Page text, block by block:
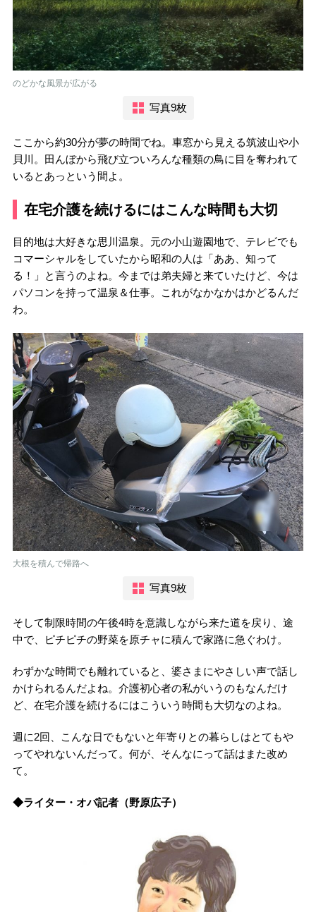
のどかな風景が広がる
写真9枚
ここから約30分が夢の時間でね。車窓から見える筑波山や小
貝川。田んぼから飛び立ついろんな種類の鳥に目を奪われて
いるとあっという間よ。
在宅介護を続けるにはこんな時間も大切
目的地は大好きな思川温泉。元の小山遊園地で、テレビでも
コマーシャルをしていたから昭和の人は「ああ、知って
る！」と言うのよね。今までは弟夫婦と来ていたけど、今は
パソコンを持って温泉＆仕事。これがなかなかはかどるんだ
わ。
大根を積んで帰路へ
写真9枚
そして制限時間の午後4時を意識しながら来た道を戻り、途
中で、ピチピチの野菜を原チャに積んで家路に急ぐわけ。
わずかな時間でも離れていると、婆さまにやさしい声で話し
かけられるんだよね。介護初心者の私がいうのもなんだけ
ど、在宅介護を続けるにはこういう時間も大切なのよね。
週に2回、こんな日でもないと年寄りとの暮らしはとてもや
ってやれないんだって。何が、そんなにって話はまた改め
て。
◆ライター・オバ記者（野原広子）